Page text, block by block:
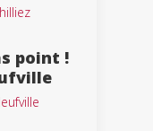
point !